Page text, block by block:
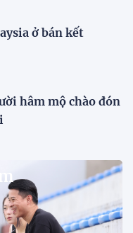
tưởng dẫn dắt
người xứ Nghệ
bằng "niềm tin và